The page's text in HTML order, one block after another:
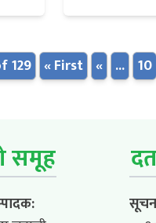
129 « First « ... 10
समूह